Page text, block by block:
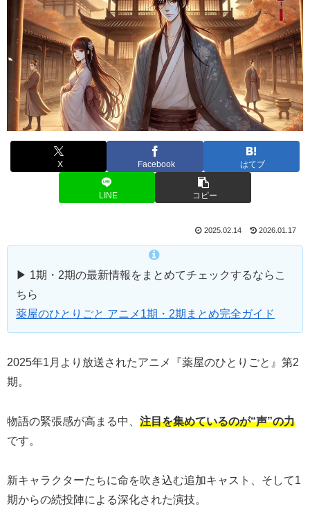
X Facebook はてブ
LINE コピー
2025.02.14 2026.01.17
▶ 1期・2期の最新情報をまとめてチェックするならこ
ちら
薬屋のひとりごと アニメ1期・2期まとめ完全ガイド
2025年1月より放送されたアニメ『薬屋のひとりごと』第2
期。
物語の緊張感が高まる中、 注目を集めているのが“声”の力
です。
新キャラクターたちに命を吹き込む追加キャスト、そして1
期からの続投陣による深化された演技。